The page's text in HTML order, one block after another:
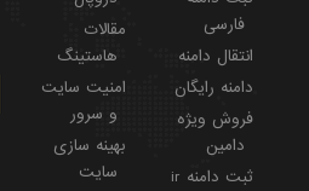
فارسی
انتقال دامنه
دامنه رایگان
فروش ویژه
دامین
ثبت دامنه ir
مقالات
هاستینگ
امنیت سایت
و سرور
بهینه سازی
سایت